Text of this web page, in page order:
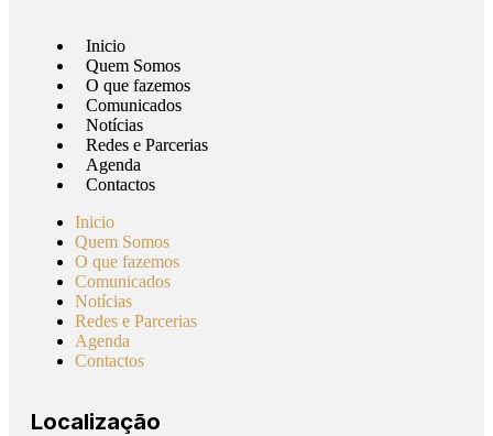
Inicio
Quem Somos
O que fazemos
Comunicados
Notícias
Redes e Parcerias
Agenda
Contactos
Inicio
Quem Somos
O que fazemos
Comunicados
Notícias
Redes e Parcerias
Agenda
Contactos
Localização